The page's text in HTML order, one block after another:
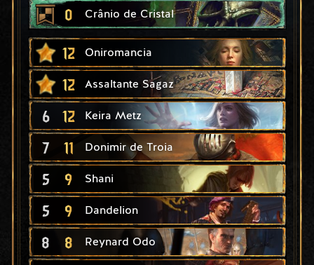
0 Crânio de Cristal
12 Oniromancia
12 Assaltante Sagaz
6 12 Keira Metz
7 11 Donimir de Troia
5 9 Shani
5 9 Dandelion
8 8 Reynard Odo